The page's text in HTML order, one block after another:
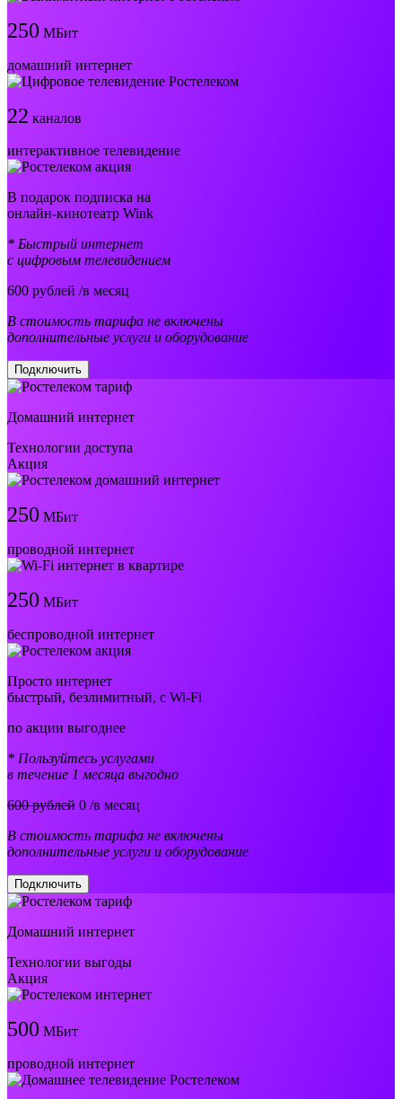
250 МБит
домашний интернет
22 каналов
интерактивное телевидение
В подарок подписка на
онлайн-кинотеатр Wink
* Быстрый интернет
с цифровым телевидением
600 рублей /в месяц
В стоимость тарифа не включены
дополнительные услуги и оборудование
Подключить
Домашний интернет
Технологии доступа
Акция
250 МБит
проводной интернет
250 МБит
беспроводной интернет
Просто интернет
быстрый, безлимитный, с Wi-Fi
по акции выгоднее
* Пользуйтесь услугами
в течение 1 месяца выгодно
600 рублей 0 /в месяц
В стоимость тарифа не включены
дополнительные услуги и оборудование
Подключить
Домашний интернет
Технологии выгоды
Акция
500 МБит
проводной интернет